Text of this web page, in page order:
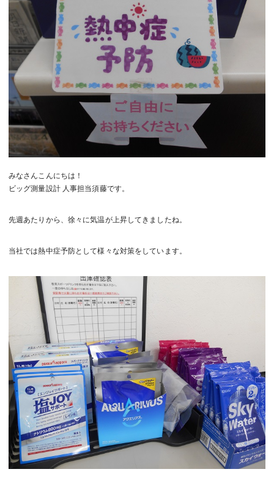
みなさんこんにちは！
ビッグ測量設計 人事担当須藤です。
先週あたりから、徐々に気温が上昇してきましたね。
当社では熱中症予防として様々な対策をしています。